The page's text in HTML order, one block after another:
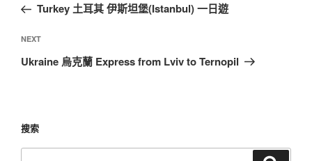
Turkey 土耳其 伊斯坦堡(Istanbul) 一日遊
NEXT
Ukraine 烏克蘭 Express from Lviv to Ternopil
搜索